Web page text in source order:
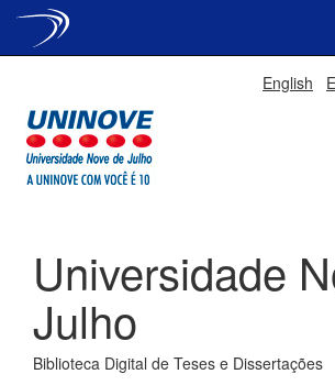
English
Universidade
Julho
Biblioteca Digital de Teses e Dissertações